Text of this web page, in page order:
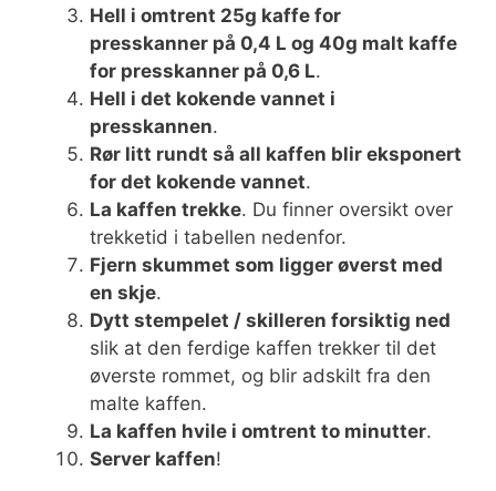
Hell i omtrent 25g kaffe for
presskanner på 0,4 L og 40g malt kaffe
for presskanner på 0,6 L.
Hell i det kokende vannet i
presskannen.
Rør litt rundt så all kaffen blir eksponert
for det kokende vannet.
La kaffen trekke. Du finner oversikt over
trekketid i tabellen nedenfor.
Fjern skummet som ligger øverst med
en skje.
Dytt stempelet / skilleren forsiktig ned
slik at den ferdige kaffen trekker til det
øverste rommet, og blir adskilt fra den
malte kaffen.
La kaffen hvile i omtrent to minutter.
Server kaffen!